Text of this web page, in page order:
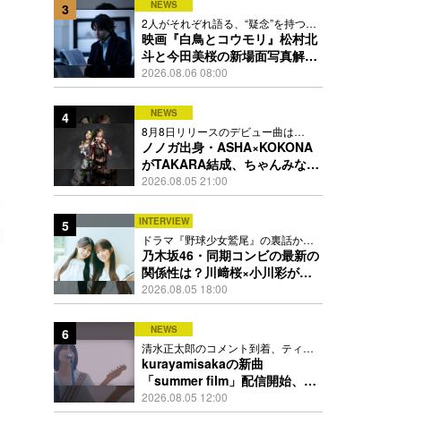
3 NEWS
2人がそれぞれ語る、“疑念”を持つこ
との苦しさとは
映画『白鳥とコウモリ』松村北
斗と今田美桜の新場面写真解
禁、事件前後で一変する表情捉
えた全4点
2026.08.06 08:00
4 NEWS
8月8日リリースのデビュー曲は
「Time is money」
ノノガ出身・ASHA×KOKONA
がTAKARA結成、ちゃんみな主
宰レーベル第2弾アーティスト
に
2026.08.05 21:00
5 INTERVIEW
ドラマ『野球少女鷲尾』の裏話から
隠れた素顔にたっぷり迫る
乃木坂46・同期コンビの最新の
関係性は？川﨑桜×小川彩が明
かす互いの推しポイント
2026.08.05 18:00
6 NEWS
清水正太郎のコメント到着、ティザ
ーで世界観が一部明らかに
kurayamisakaの新曲
「summer film」配信開始、川
口潤監督によるMVを来週プレ
ミア公開
2026.08.05 12:00